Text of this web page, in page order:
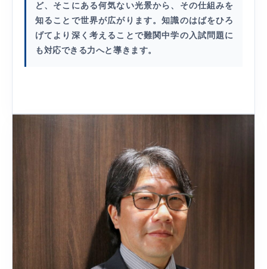
ど、そこにある何気ない光景から、その仕組みを
知ることで世界が広がります。知識のはばをひろ
げてより深く考えることで難関中学の入試問題に
も対応できる力へと導きます。